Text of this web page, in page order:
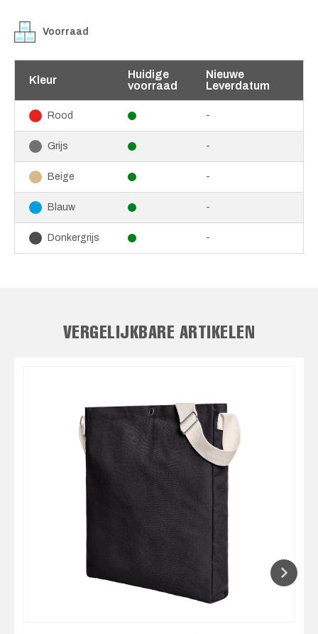
Voorraad
Kleur
Huidige
voorraad
Nieuwe
Leverdatum
Rood -
Grijs -
Beige -
Blauw -
Donkergrijs -
VERGELIJKBARE ARTIKELEN